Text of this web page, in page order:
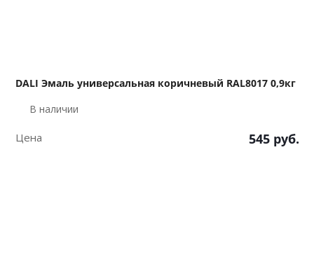
DALI Эмаль универсальная коричневый RAL8017 0,9кг
В наличии
Цена 545 руб.